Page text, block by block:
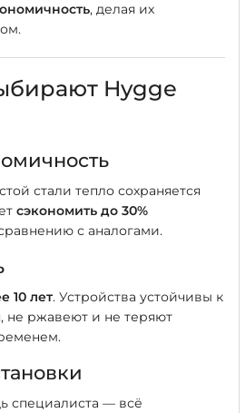
, делая их
Hygge
стали тепло сохраняется
сэкономить до 30%
с аналогами.
10 лет. Устройства устойчивы к
не ржавеют и не теряют
специалиста — всё